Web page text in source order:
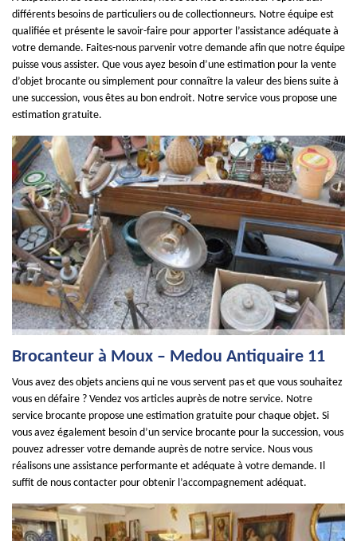
différents besoins de particuliers ou de collectionneurs. Notre équipe est
qualifiée et présente le savoir-faire pour apporter l’assistance adéquate à
votre demande. Faites-nous parvenir votre demande afin que notre équipe
puisse vous assister. Que vous ayez besoin d’une estimation pour la vente
d’objet brocante ou simplement pour connaître la valeur des biens suite à
une succession, vous êtes au bon endroit. Notre service vous propose une
estimation gratuite.
Brocanteur à Moux – Medou Antiquaire 11
Vous avez des objets anciens qui ne vous servent pas et que vous souhaitez
vous en défaire ? Vendez vos articles auprès de notre service. Notre
service brocante propose une estimation gratuite pour chaque objet. Si
vous avez également besoin d’un service brocante pour la succession, vous
pouvez adresser votre demande auprès de notre service. Nous vous
réalisons une assistance performante et adéquate à votre demande. Il
suffit de nous contacter pour obtenir l’accompagnement adéquat.